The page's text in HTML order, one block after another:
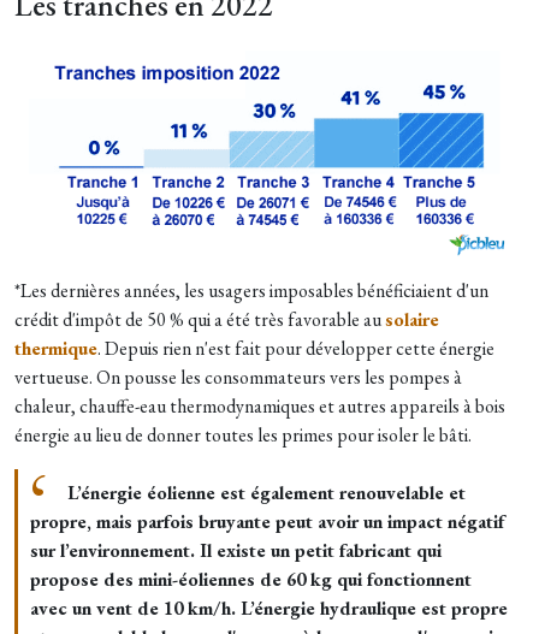
*Les dernières années, les usagers imposables bénéficiaient d'un
crédit d'impôt de 50 % qui a été très favorable ausolaire
thermique. Depuis rien n'est fait pour développer cette énergie
vertueuse. On pousse les consommateurs vers les pompes à
chaleur, chauffe-eau thermodynamiques et autres appareils à bois
énergie au lieu de donner toutes les primes pour isoler le bâti.
L’énergie éolienne est également renouvelable et
propre, mais parfois bruyante peut avoir un impact négatif
sur l’environnement. Il existe un petit fabricant qui
propose des mini-éoliennes de 60 kg qui fonctionnent
avec un vent de 10 km/h. L’énergie hydraulique est propre